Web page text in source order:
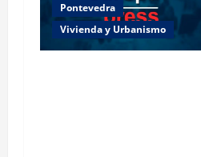
Pontevedra
Vivienda y Urbanismo